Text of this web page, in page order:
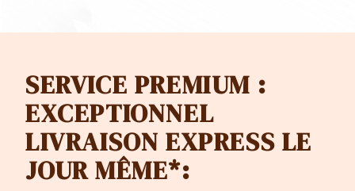
SERVICE PREMIUM :
EXCEPTIONNEL
LIVRAISON EXPRESS LE
JOUR MÊME*: